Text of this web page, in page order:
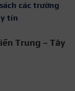
các trường
tín
Trung – Tây